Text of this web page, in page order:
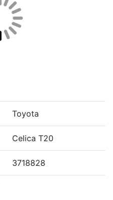
Toyota
Celica T20
3718828